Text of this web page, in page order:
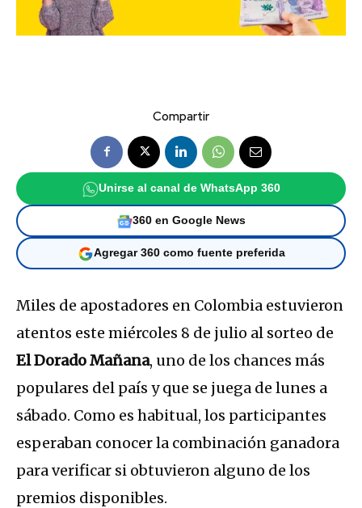
Compartir
Unirse al canal de WhatsApp 360
360 en Google News
Agregar 360 como fuente preferida
Miles de apostadores en Colombia estuvieron
atentos este miércoles 8 de julio al sorteo de
El Dorado Mañana, uno de los chances más
populares del país y que se juega de lunes a
sábado. Como es habitual, los participantes
esperaban conocer la combinación ganadora
para verificar si obtuvieron alguno de los
premios disponibles.